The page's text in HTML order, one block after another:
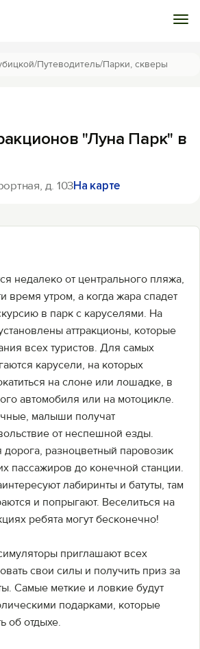
объект
/Путеводитель/Парки, скверы
"Луна Парк" в
д. 103На карте
недалеко от центрального пляжа,
время утром, а когда жара спадет
в парк с каруселями. На
аттракционы, которые
всех туристов. Для самых
карусели, на которых
на слоне или лошадке, в
автомобиля или на мотоцикле.
малыши получат
от неспешной езды.
дорога, разноцветный паровозик
пассажиров до конечной станции.
лабиринты и батуты, там
и попрыгают. Веселиться на
ребята могут бесконечно!
приглашают всех
свои силы и получить приз за
Самые меткие и ловкие будут
подарками, которые
об отдыхе.